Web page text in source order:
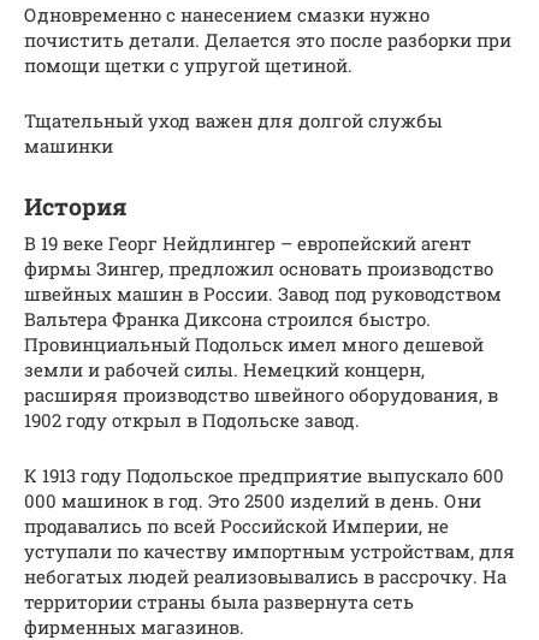
Одновременно с нанесением смазки нужно
почистить детали. Делается это после разборки при
помощи щетки с упругой щетиной.
Тщательный уход важен для долгой службы
машинки
История
В 19 веке Георг Нейдлингер – европейский агент
фирмы Зингер, предложил основать производство
швейных машин в России. Завод под руководством
Вальтера Франка Диксона строился быстро.
Провинциальный Подольск имел много дешевой
земли и рабочей силы. Немецкий концерн,
расширяя производство швейного оборудования, в
1902 году открыл в Подольске завод.
К 1913 году Подольское предприятие выпускало 600
000 машинок в год. Это 2500 изделий в день. Они
продавались по всей Российской Империи, не
уступали по качеству импортным устройствам, для
небогатых людей реализовывались в рассрочку. На
территории страны была развернута сеть
фирменных магазинов.